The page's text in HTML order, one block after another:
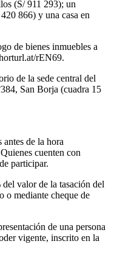
(S/ 911 293); un
866) y una casa en
de bienes inmuebles a
rEN69.
de la sede central del
San Borja (cuadra 15
antes de la hora
cuenten con
participar.
valor de la tasación del
o mediante cheque de
de una persona
vigente, inscrito en la